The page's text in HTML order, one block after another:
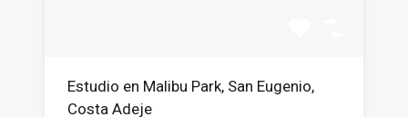
Estudio en Malibu Park, San Eugenio,
Costa Adeje